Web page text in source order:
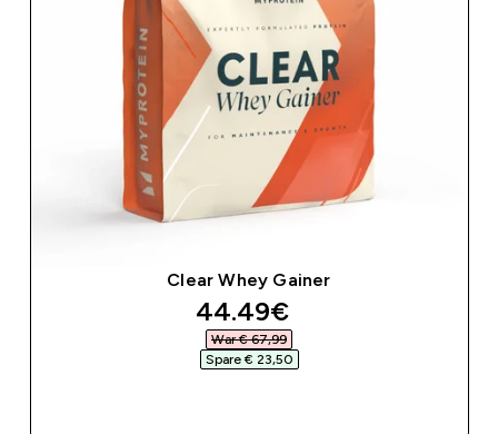
Clear Whey Gainer
discounted price
44.49€‎
War € 67,99‎
Spare € 23,50‎